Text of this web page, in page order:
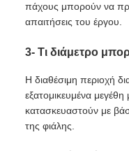
πάχους μπορούν να
απαιτήσεις του έργου.
3- Τι διάμετρο
Η διαθέσιμη περιοχή
εξατομικευμένα
κατασκευαστούν με
της φιάλης.